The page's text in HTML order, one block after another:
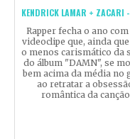
KENDRICK LAMAR + ZACARI -
Rapper fecha o ano
videoclipe que, ainda
o menos carismático da
do álbum "DAMN", se
bem acima da média no
ao retratar a
romântica da canção